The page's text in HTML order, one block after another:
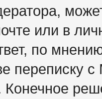
или в
по
переписку
Конечное